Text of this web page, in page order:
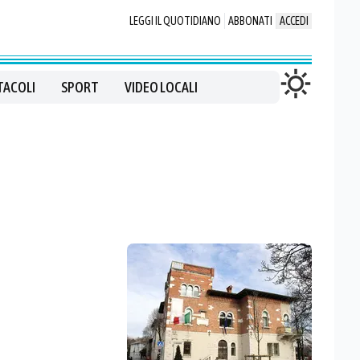
LEGGI IL QUOTIDIANO ABBONATI ACCEDI
SPORT VIDEO LOCALI